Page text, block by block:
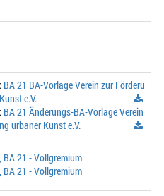
BA 21 BA-Vorlage Verein zur Förderu
e.V.
BA 21 Änderungs-BA-Vorlage Verein
urbaner Kunst e.V.
BA 21 - Vollgremium
BA 21 - Vollgremium